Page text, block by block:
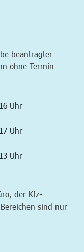
beantragter
ohne Termin
Uhr
Uhr
Uhr
der Kfz-
sind nur